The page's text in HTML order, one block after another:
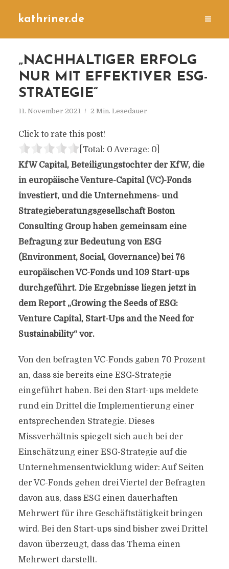
kathriner.de
„NACHHALTIGER ERFOLG
NUR MIT EFFEKTIVER ESG-
STRATEGIE“
11. November 2021 2 Min. Lesedauer
Click to rate this post!
[Total: 0 Average: 0]
KfW Capital, Beteiligungstochter der KfW, die
in europäische Venture-Capital (VC)-Fonds
investiert, und die Unternehmens- und
Strategieberatungsgesellschaft Boston
Consulting Group haben gemeinsam eine
Befragung zur Bedeutung von ESG
(Environment, Social, Governance) bei 76
europäischen VC-Fonds und 109 Start-ups
durchgeführt. Die Ergebnisse liegen jetzt in
dem Report „Growing the Seeds of ESG:
Venture Capital, Start-Ups and the Need for
Sustainability“ vor.
Von den befragten VC-Fonds gaben 70 Prozent
an, dass sie bereits eine ESG-Strategie
eingeführt haben. Bei den Start-ups meldete
rund ein Drittel die Implementierung einer
entsprechenden Strategie. Dieses
Missverhältnis spiegelt sich auch bei der
Einschätzung einer ESG-Strategie auf die
Unternehmensentwicklung wider: Auf Seiten
der VC-Fonds gehen drei Viertel der Befragten
davon aus, dass ESG einen dauerhaften
Mehrwert für ihre Geschäftstätigkeit bringen
wird. Bei den Start-ups sind bisher zwei Drittel
davon überzeugt, dass das Thema einen
Mehrwert darstellt.